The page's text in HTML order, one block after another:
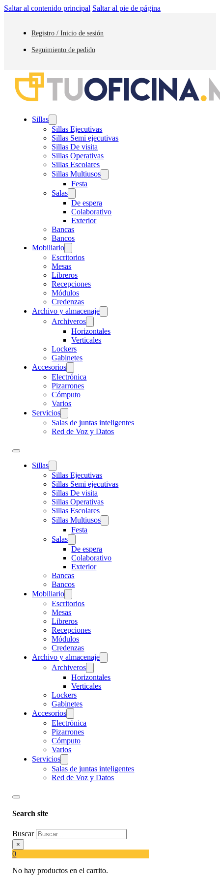
Saltar al contenido principal Saltar al pie de página
Registro / Inicio de sesión
Seguimiento de pedido
Sillas
Sillas Ejecutivas
Sillas Semi ejecutivas
Sillas De visita
Sillas Operativas
Sillas Escolares
Sillas Multiusos
Festa
Salas
De espera
Colaborativo
Exterior
Bancas
Bancos
Mobiliario
Escritorios
Mesas
Libreros
Recepciones
Módulos
Credenzas
Archivo y almacenaje
Archiveros
Horizontales
Verticales
Lockers
Gabinetes
Accesorios
Electrónica
Pizarrones
Cómputo
Varios
Servicios
Salas de juntas inteligentes
Red de Voz y Datos
Sillas
Sillas Ejecutivas
Sillas Semi ejecutivas
Sillas De visita
Sillas Operativas
Sillas Escolares
Sillas Multiusos
Festa
Salas
De espera
Colaborativo
Exterior
Bancas
Bancos
Mobiliario
Escritorios
Mesas
Libreros
Recepciones
Módulos
Credenzas
Archivo y almacenaje
Archiveros
Horizontales
Verticales
Lockers
Gabinetes
Accesorios
Electrónica
Pizarrones
Cómputo
Varios
Servicios
Salas de juntas inteligentes
Red de Voz y Datos
Search site
Buscar
×
0
No hay productos en el carrito.